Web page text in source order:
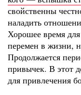
свойственны
наладить
Хорошее время
перемен в жизни,
Продолжается
привычек. В этот
для привлечения